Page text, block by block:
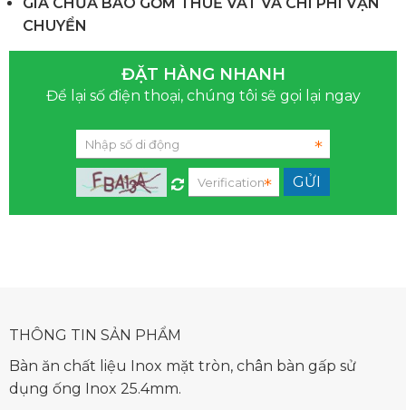
GIÁ CHƯA BAO GỒM THUẾ VAT VÀ CHI PHÍ VẬN
CHUYỂN
ĐẶT HÀNG NHANH
Để lại số điện thoại, chúng tôi sẽ gọi lại ngay
THÔNG TIN SẢN PHẨM
Bàn ăn chất liệu Inox mặt tròn, chân bàn gấp sử
dụng ống Inox 25.4mm.